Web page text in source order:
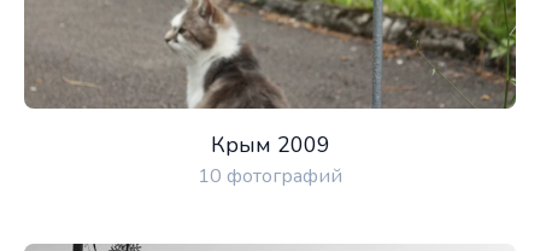
Крым 2009
10 фотографий